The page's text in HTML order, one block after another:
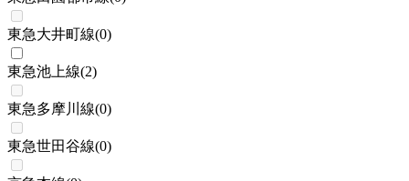
東急大井町線(0)
東急池上線(2)
東急多摩川線(0)
東急世田谷線(0)